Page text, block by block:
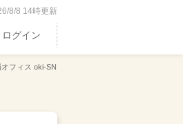
8/8 14時更新
ログイン
フィス oki-SN